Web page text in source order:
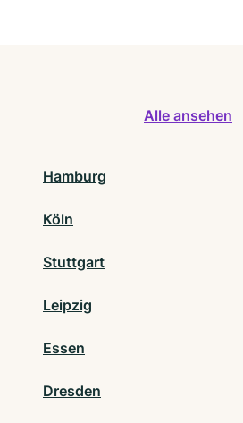
Alle ansehen
Hamburg
Köln
Stuttgart
Leipzig
Essen
Dresden